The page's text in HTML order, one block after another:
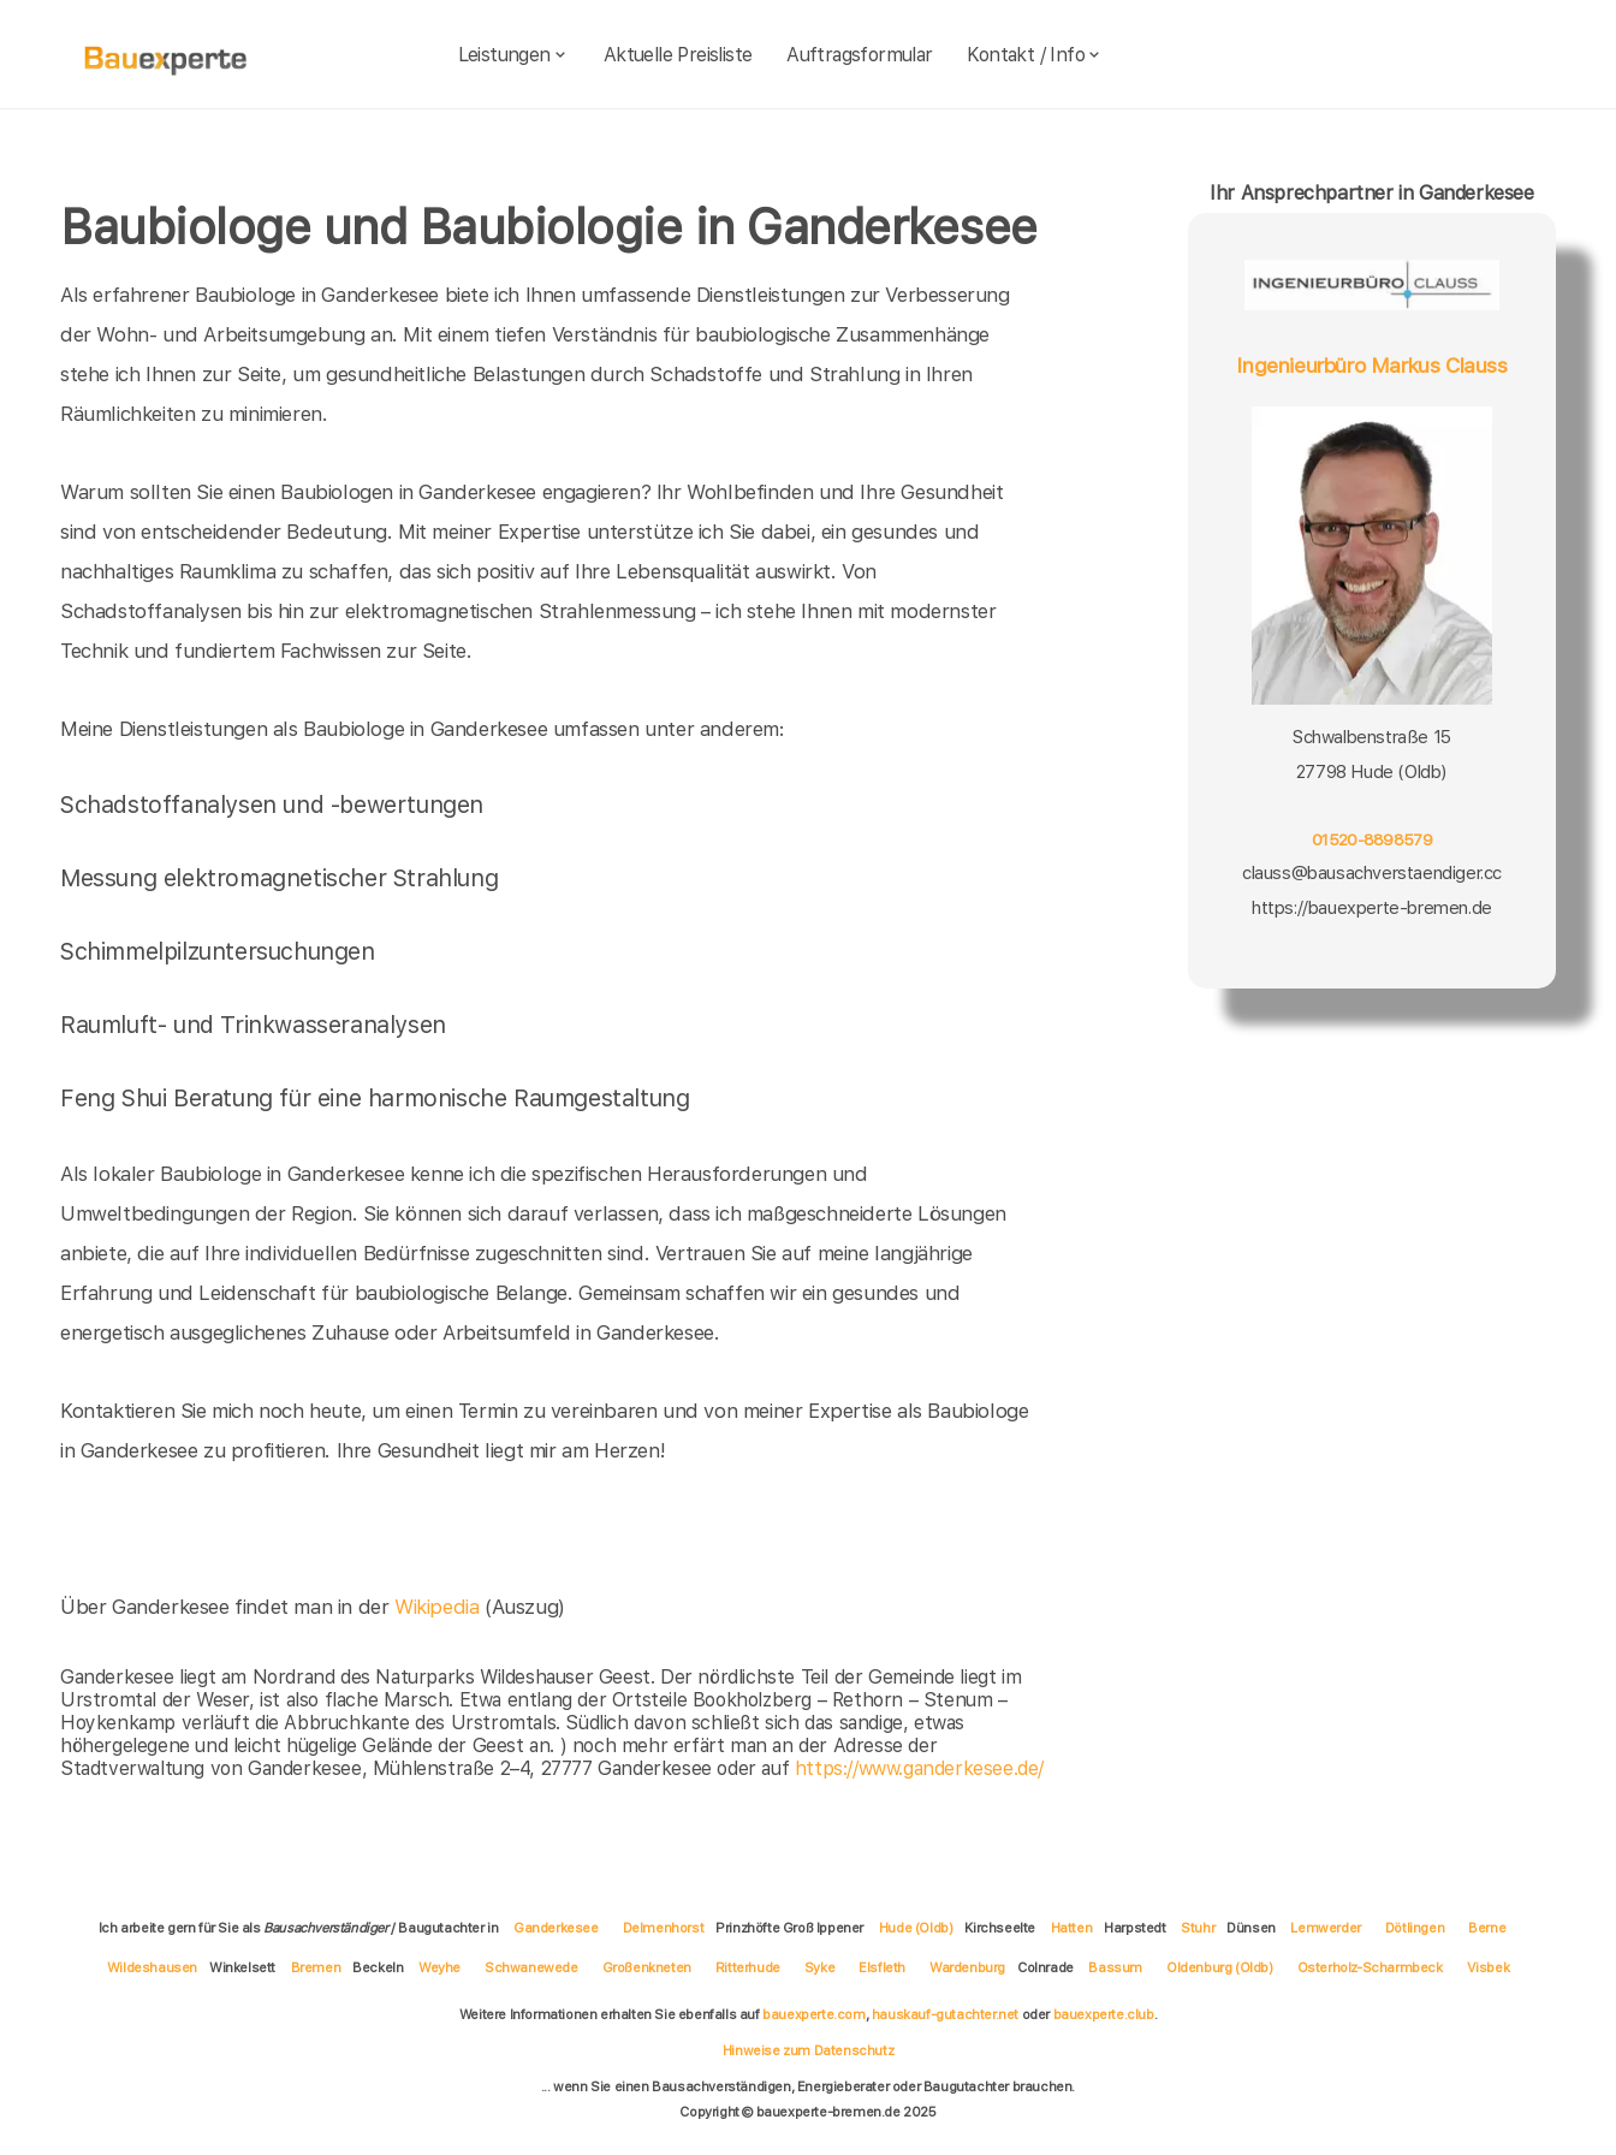
Leistungen Aktuelle Preisliste Auftragsformular Kontakt / Info
Baubiologe und Baubiologie in Ganderkesee
Als erfahrener Baubiologe in Ganderkesee biete ich Ihnen umfassende Dienstleistungen zur Verbesserung
der Wohn- und Arbeitsumgebung an. Mit einem tiefen Verständnis für baubiologische Zusammenhänge
stehe ich Ihnen zur Seite, um gesundheitliche Belastungen durch Schadstoffe und Strahlung in Ihren
Räumlichkeiten zu minimieren.
Warum sollten Sie einen Baubiologen in Ganderkesee engagieren? Ihr Wohlbefinden und Ihre Gesundheit
sind von entscheidender Bedeutung. Mit meiner Expertise unterstütze ich Sie dabei, ein gesundes und
nachhaltiges Raumklima zu schaffen, das sich positiv auf Ihre Lebensqualität auswirkt. Von
Schadstoffanalysen bis hin zur elektromagnetischen Strahlenmessung – ich stehe Ihnen mit modernster
Technik und fundiertem Fachwissen zur Seite.
Meine Dienstleistungen als Baubiologe in Ganderkesee umfassen unter anderem:
Schadstoffanalysen und -bewertungen
Messung elektromagnetischer Strahlung
Schimmelpilzuntersuchungen
Raumluft- und Trinkwasseranalysen
Feng Shui Beratung für eine harmonische Raumgestaltung
Als lokaler Baubiologe in Ganderkesee kenne ich die spezifischen Herausforderungen und
Umweltbedingungen der Region. Sie können sich darauf verlassen, dass ich maßgeschneiderte Lösungen
anbiete, die auf Ihre individuellen Bedürfnisse zugeschnitten sind. Vertrauen Sie auf meine langjährige
Erfahrung und Leidenschaft für baubiologische Belange. Gemeinsam schaffen wir ein gesundes und
energetisch ausgeglichenes Zuhause oder Arbeitsumfeld in Ganderkesee.
Kontaktieren Sie mich noch heute, um einen Termin zu vereinbaren und von meiner Expertise als Baubiologe
in Ganderkesee zu profitieren. Ihre Gesundheit liegt mir am Herzen!
Über Ganderkesee findet man in derWikipedia (Auszug)
Ganderkesee liegt am Nordrand des Naturparks Wildeshauser Geest. Der nördlichste Teil der Gemeinde liegt im
Urstromtal der Weser, ist also flache Marsch. Etwa entlang der Ortsteile Bookholzberg – Rethorn – Stenum –
Hoykenkamp verläuft die Abbruchkante des Urstromtals. Südlich davon schließt sich das sandige, etwas
höhergelegene und leicht hügelige Gelände der Geest an. ) noch mehr erfärt man an der Adresse der
Stadtverwaltung von Ganderkesee, Mühlenstraße 2–4, 27777 Ganderkesee oder auf https://www.ganderkesee.de/
Ihr Ansprechpartner in Ganderkesee
Ingenieurbüro Markus Clauss
Schwalbenstraße 15
27798 Hude (Oldb)
01520-8898579
clauss@bausachverstaendiger.cc
https://bauexperte-bremen.de
Ich arbeite gern für Sie als Bausachverständiger/ Baugutachter in Ganderkesee Delmenhorst Prinzhöfte Groß Ippener Hude (Oldb) Kirchseelte Hatten Harpstedt Stuhr Dünsen Lemwerder Dötlingen Berne
Wildeshausen Winkelsett Bremen Beckeln Weyhe Schwanewede Großenkneten Ritterhude Syke Elsfleth Wardenburg Colnrade Bassum Oldenburg (Oldb) Osterholz-Scharmbeck Visbek
Weitere Informationen erhalten Sie ebenfalls auf bauexperte.com, hauskauf-gutachter.net oder bauexperte.club.
Hinweise zum Datenschutz
... wenn Sie einen Bausachverständigen, Energieberater oder Baugutachter brauchen.
Copyright © bauexperte-bremen.de 2025